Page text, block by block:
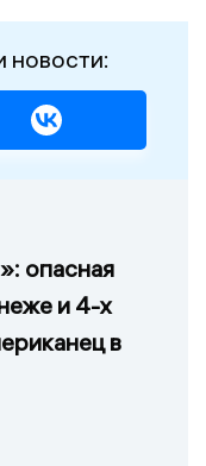
новости:
опасная
и 4-х
в